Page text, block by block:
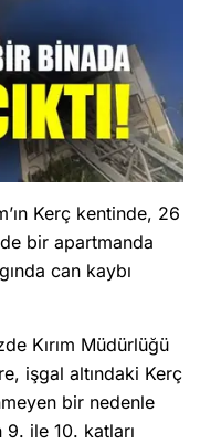
Kerç kentinde, 26
bir apartmanda
can kaybı
Kırım Müdürlüğü
işgal altındaki Kerç
bir nedenle
9. ile 10. katları